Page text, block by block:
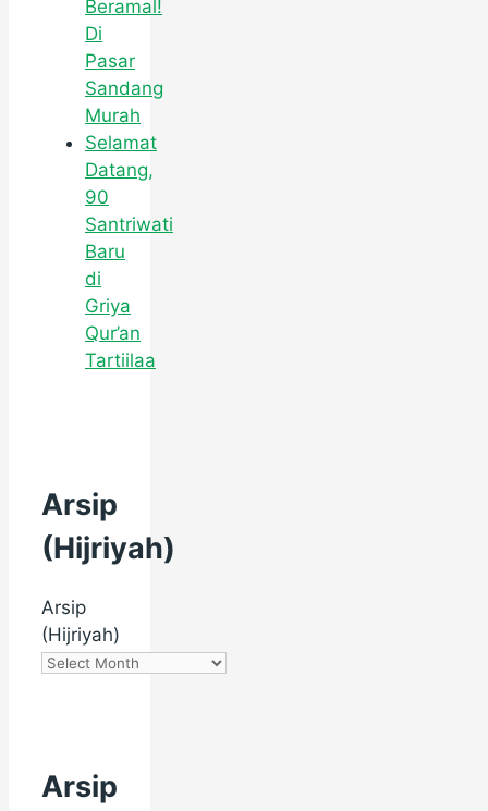
Beramal!
Di
Pasar
Sandang
Murah
Selamat
Datang,
90
Santriwati
Baru
di
Griya
Qur’an
Tartiilaa
Arsip
(Hijriyah)
Arsip
(Hijriyah)
Arsip